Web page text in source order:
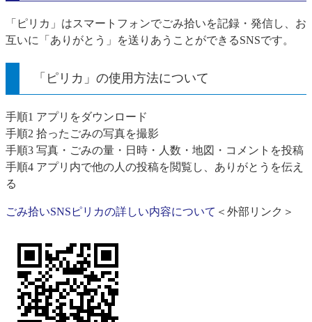
「ピリカ」はスマートフォンでごみ拾いを記録・発信し、お
互いに「ありがとう」を送りあうことができるSNSです。
「ピリカ」の使用方法について
​手順1 アプリをダウンロード
手順2 拾ったごみの写真を撮影
手順3 写真・ごみの量・日時・人数・地図・コメントを投稿
手順4 アプリ内で他の人の投稿を閲覧し、ありがとうを伝え
る
ごみ拾いSNSピリカの詳しい内容について ＜外部リンク＞